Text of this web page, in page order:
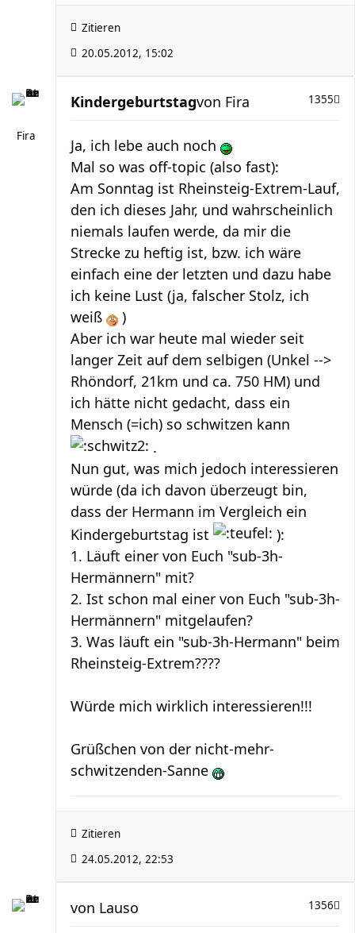
Zitieren
20.05.2012, 15:02
Fira
Kindergeburtstag 1355
von Fira
Ja, ich lebe auch noch
Mal so was off-topic (also fast):
Am Sonntag ist Rheinsteig-Extrem-Lauf,
den ich dieses Jahr, und wahrscheinlich
niemals laufen werde, da mir die
Strecke zu heftig ist, bzw. ich wäre
einfach eine der letzten und dazu habe
ich keine Lust (ja, falscher Stolz, ich
weiß
)
Aber ich war heute mal wieder seit
langer Zeit auf dem selbigen (Unkel -->
Rhöndorf, 21km und ca. 750 HM) und
ich hätte nicht gedacht, dass ein
Mensch (=ich) so schwitzen kann
.
Nun gut, was mich jedoch interessieren
würde (da ich davon überzeugt bin,
dass der Hermann im Vergleich ein
Kindergeburtstag ist
):
1. Läuft einer von Euch "sub-3h-
Hermännern" mit?
2. Ist schon mal einer von Euch "sub-3h-
Hermännern" mitgelaufen?
3. Was läuft ein "sub-3h-Hermann" beim
Rheinsteig-Extrem????
Würde mich wirklich interessieren!!!
Grüßchen von der nicht-mehr-
schwitzenden-Sanne
Zitieren
24.05.2012, 22:53
1356
von Lauso